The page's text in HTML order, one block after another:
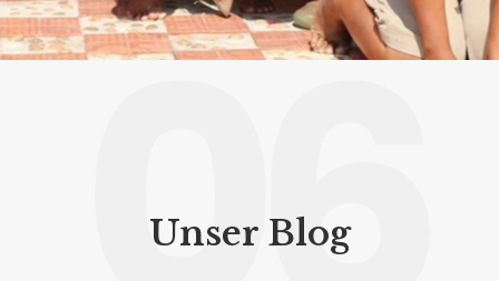
Unser Blog